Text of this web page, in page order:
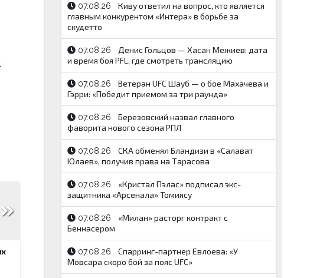
07.08.26
Киву ответил на вопрос, кто является
главным конкурентом «Интера» в борьбе за
скудетто
07.08.26
Денис Гольцов — Хасан Межиев: дата
и время боя PFL, где смотреть трансляцию
07.08.26
Ветеран UFC Шауб — о бое Махачева и
Гэрри: «Победит приемом за три раунда»
07.08.26
Березовский назвал главного
фаворита нового сезона РПЛ
07.08.26
СКА обменял Бландизи в «Салават
Юлаев», получив права на Тарасова
07.08.26
«Кристал Пэлас» подписал экс-
защитника «Арсенала» Томиясу
07.08.26
«Милан» расторг контракт с
Беннасером
07.08.26
Спарринг-партнер Евлоева: «У
Мовсара скоро бой за пояс UFC»